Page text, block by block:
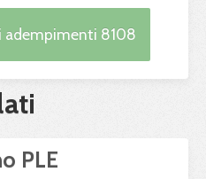
adempimenti 8108
PLE